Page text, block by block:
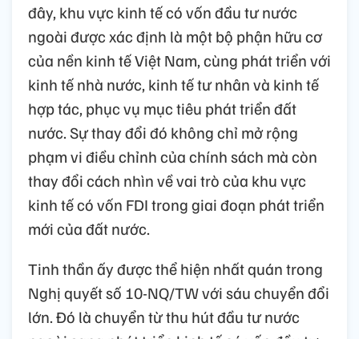
đây, khu vực kinh tế có vốn đầu tư nước
ngoài được xác định là một bộ phận hữu cơ
của nền kinh tế Việt Nam, cùng phát triển với
kinh tế nhà nước, kinh tế tư nhân và kinh tế
hợp tác, phục vụ mục tiêu phát triển đất
nước. Sự thay đổi đó không chỉ mở rộng
phạm vi điều chỉnh của chính sách mà còn
thay đổi cách nhìn về vai trò của khu vực
kinh tế có vốn FDI trong giai đoạn phát triển
mới của đất nước.
Tinh thần ấy được thể hiện nhất quán trong
Nghị quyết số 10-NQ/TW với sáu chuyển đổi
lớn. Đó là chuyển từ thu hút đầu tư nước